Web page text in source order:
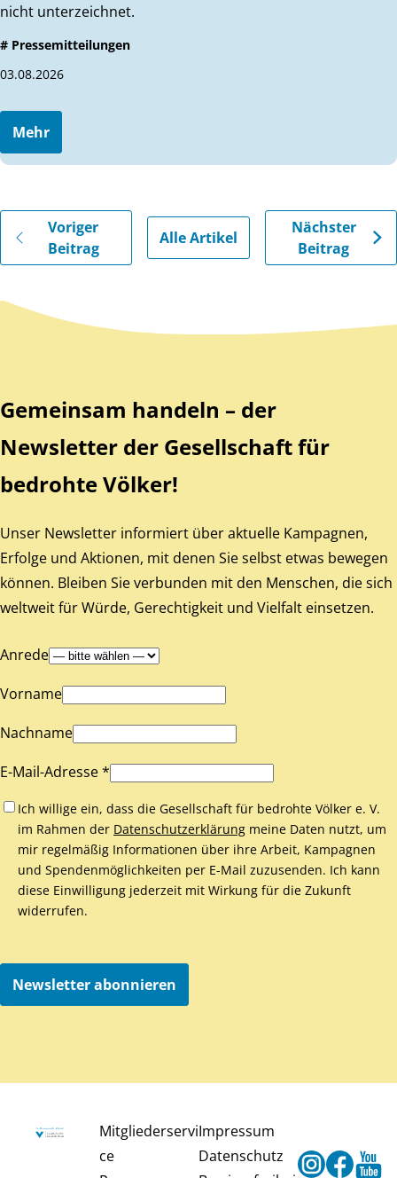
nicht unterzeichnet.
# Pressemitteilungen
03.08.2026
Mehr
Gehe zu vorherigen oder nächsten Beiträgen
Voriger
Beitrag
Alle Artikel
Nächster
Beitrag
Zurück zum Hauptinhalt
Zurück zur Navigation
Gemeinsam handeln – der
Newsletter der Gesellschaft für
bedrohte Völker!
Unser Newsletter informiert über aktuelle Kampagnen,
Erfolge und Aktionen, mit denen Sie selbst etwas bewegen
können. Bleiben Sie verbunden mit den Menschen, die sich
weltweit für Würde, Gerechtigkeit und Vielfalt einsetzen.
Anrede
Vorname
Nachname
E-Mail-Adresse *
Ich willige ein, dass die Gesellschaft für bedrohte Völker e. V.
im Rahmen der Datenschutzerklärung meine Daten nutzt, um
mir regelmäßig Informationen über ihre Arbeit, Kampagnen
und Spendenmöglichkeiten per E-Mail zuzusenden. Ich kann
diese Einwilligung jederzeit mit Wirkung für die Zukunft
widerrufen.
Newsletter abonnieren
Mitgliederservi
ce
Impressum
Datenschutz
Instagram